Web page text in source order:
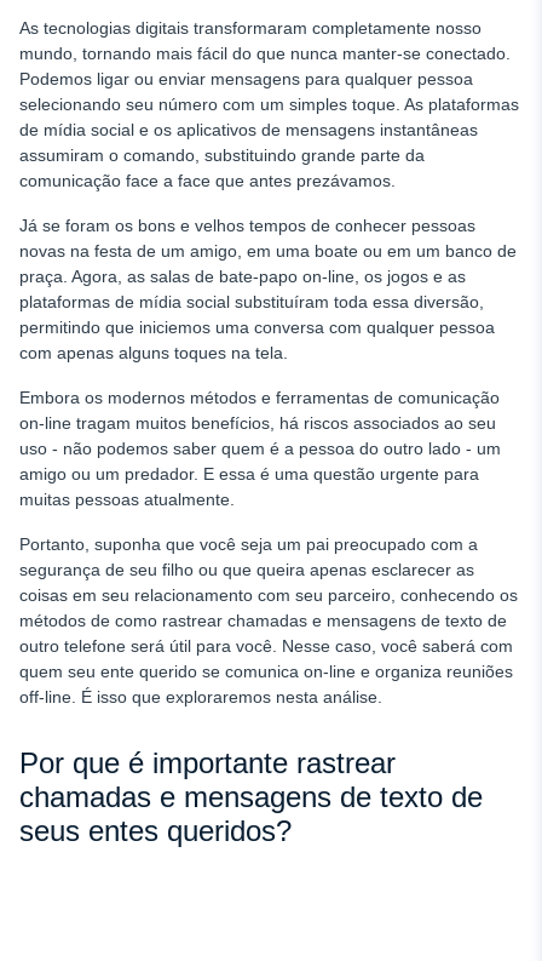
As tecnologias digitais transformaram completamente nosso
mundo, tornando mais fácil do que nunca manter-se conectado.
Podemos ligar ou enviar mensagens para qualquer pessoa
selecionando seu número com um simples toque. As plataformas
de mídia social e os aplicativos de mensagens instantâneas
assumiram o comando, substituindo grande parte da
comunicação face a face que antes prezávamos.
Já se foram os bons e velhos tempos de conhecer pessoas
novas na festa de um amigo, em uma boate ou em um banco de
praça. Agora, as salas de bate-papo on-line, os jogos e as
plataformas de mídia social substituíram toda essa diversão,
permitindo que iniciemos uma conversa com qualquer pessoa
com apenas alguns toques na tela.
Embora os modernos métodos e ferramentas de comunicação
on-line tragam muitos benefícios, há riscos associados ao seu
uso - não podemos saber quem é a pessoa do outro lado - um
amigo ou um predador. E essa é uma questão urgente para
muitas pessoas atualmente.
Portanto, suponha que você seja um pai preocupado com a
segurança de seu filho ou que queira apenas esclarecer as
coisas em seu relacionamento com seu parceiro, conhecendo os
métodos de como rastrear chamadas e mensagens de texto de
outro telefone será útil para você. Nesse caso, você saberá com
quem seu ente querido se comunica on-line e organiza reuniões
off-line. É isso que exploraremos nesta análise.
Por que é importante rastrear
chamadas e mensagens de texto de
seus entes queridos?
Soluções baseadas em hardware: Dispositivos espiões e
leitor de cartão SIM
Conclusão